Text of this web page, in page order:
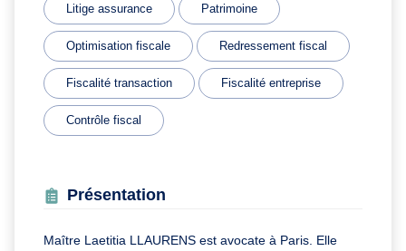
Litige assurance Patrimoine
Optimisation fiscale Redressement fiscal
Fiscalité transaction Fiscalité entreprise
Contrôle fiscal
Présentation
Maître Laetitia LLAURENS est avocate à Paris. Elle